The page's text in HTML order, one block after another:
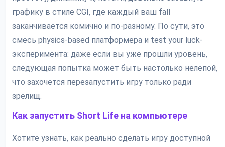
графику в стиле CGI, где каждый ваш fall
заканчивается комично и по-разному. По сути, это
смесь physics-based платформера и test your luck-
эксперимента: даже если вы уже прошли уровень,
следующая попытка может быть настолько нелепой,
что захочется перезапустить игру только ради
зрелищ.
Как запустить Short Life на компьютере
Хотите узнать, как реально сделать игру доступной